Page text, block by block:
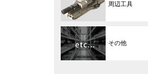
周辺工具
その他